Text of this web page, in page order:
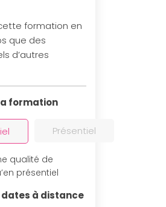
formation en
que des
d’autres
formation
Présentiel
qualité de
présentiel
dates à distance